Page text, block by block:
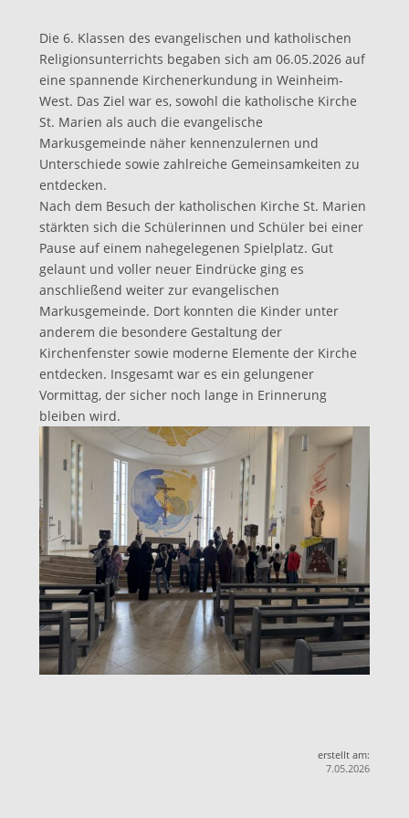
Die 6. Klassen des evangelischen und katholischen
Religionsunterrichts begaben sich am 06.05.2026 auf
eine spannende Kirchenerkundung in Weinheim-
West. Das Ziel war es, sowohl die katholische Kirche
St. Marien als auch die evangelische
Markusgemeinde näher kennenzulernen und
Unterschiede sowie zahlreiche Gemeinsamkeiten zu
entdecken.
Nach dem Besuch der katholischen Kirche St. Marien
stärkten sich die Schülerinnen und Schüler bei einer
Pause auf einem nahegelegenen Spielplatz. Gut
gelaunt und voller neuer Eindrücke ging es
anschließend weiter zur evangelischen
Markusgemeinde. Dort konnten die Kinder unter
anderem die besondere Gestaltung der
Kirchenfenster sowie moderne Elemente der Kirche
entdecken. Insgesamt war es ein gelungener
Vormittag, der sicher noch lange in Erinnerung
bleiben wird.
erstellt am:
7.05.2026